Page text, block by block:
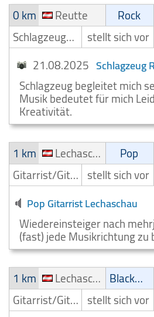
0 km
Reutte Rock
Schlagzeuger/Drummer
stellt sich vor
21.08.2025 Schlagzeug
Schlagzeug begleitet mich
Musik bedeutet für mich
Kreativität.
1 km
Lechaschau Pop
Gitarrist/Gitarrenspieler stellt sich vor
Pop Gitarrist Lechaschau
Wiedereinsteiger nach
(fast) jede Musikrichtung
1 km
Lechaschau Blackmetal/Deathmetal
Gitarrist/Gitarrenspieler stellt sich vor